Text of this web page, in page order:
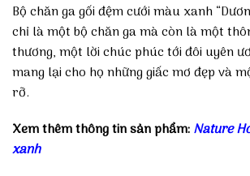
Bộ chăn ga gối đệm cưới màu xanh
chỉ là một bộ chăn ga mà còn là một
thương, một lời chúc phúc tới đôi uyên
mang lại cho họ những giấc mơ đẹp và
rỡ.
Xem thêm thông tin sản phẩm:Nature
xanh